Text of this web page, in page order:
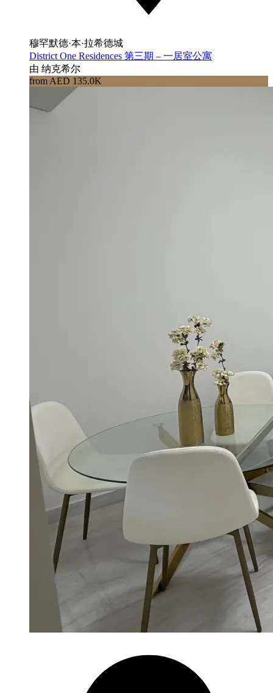
穆罕默德·本·拉希德城
District One Residences 第三期 – 一居室公寓
由 纳克希尔
from AED 135.0K